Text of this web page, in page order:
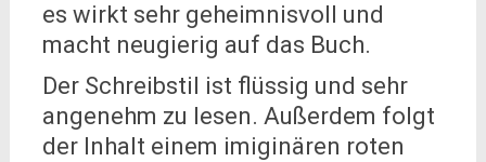
es wirkt sehr geheimnisvoll und
macht neugierig auf das Buch.
Der Schreibstil ist flüssig und sehr
angenehm zu lesen. Außerdem folgt
der Inhalt einem imiginären roten